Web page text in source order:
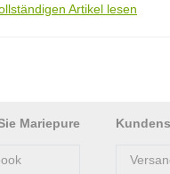
Artikel lesen
Mariepure